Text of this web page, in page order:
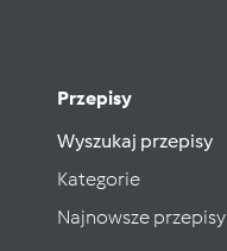
Przepisy
Wyszukaj przepisy
Kategorie
Najnowsze przepisy